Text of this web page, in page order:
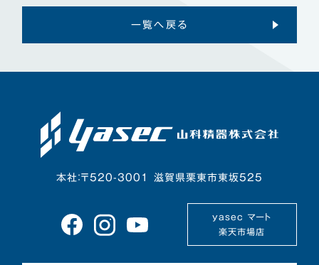
一覧へ戻る
本社：〒520-3001 滋賀県栗東市東坂525
yasec マート
楽天市場店